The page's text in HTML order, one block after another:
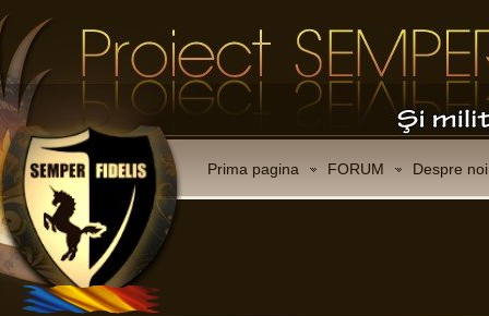
Prima pagina FORUM Despre noi